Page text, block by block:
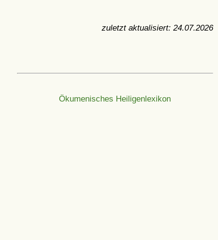
zuletzt aktualisiert: 24.07.2026
Ökumenisches Heiligenlexikon